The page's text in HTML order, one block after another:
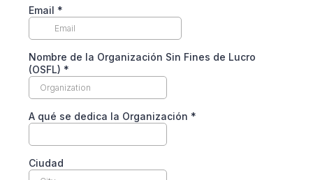
Email *
Nombre de la Organización Sin Fines de Lucro
(OSFL) *
A qué se dedica la Organización *
Ciudad